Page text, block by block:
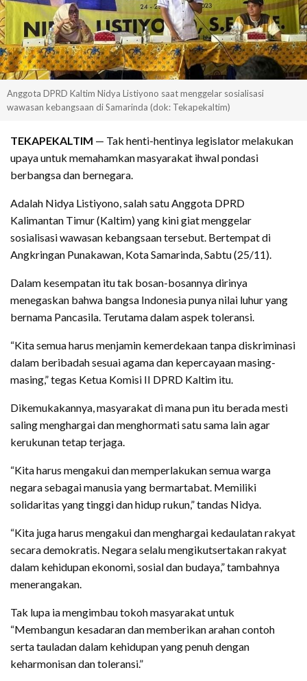
Anggota DPRD Kaltim Nidya Listiyono saat menggelar sosialisasi
wawasan kebangsaan di Samarinda (dok: Tekapekaltim)
TEKAPEKALTIM — Tak henti-hentinya legislator melakukan
upaya untuk memahamkan masyarakat ihwal pondasi
berbangsa dan bernegara.
Adalah Nidya Listiyono, salah satu Anggota DPRD
Kalimantan Timur (Kaltim) yang kini giat menggelar
sosialisasi wawasan kebangsaan tersebut. Bertempat di
Angkringan Punakawan, Kota Samarinda, Sabtu (25/11).
Dalam kesempatan itu tak bosan-bosannya dirinya
menegaskan bahwa bangsa Indonesia punya nilai luhur yang
bernama Pancasila. Terutama dalam aspek toleransi.
“Kita semua harus menjamin kemerdekaan tanpa diskriminasi
dalam beribadah sesuai agama dan kepercayaan masing-
masing,” tegas Ketua Komisi II DPRD Kaltim itu.
Dikemukakannya, masyarakat di mana pun itu berada mesti
saling menghargai dan menghormati satu sama lain agar
kerukunan tetap terjaga.
“Kita harus mengakui dan memperlakukan semua warga
negara sebagai manusia yang bermartabat. Memiliki
solidaritas yang tinggi dan hidup rukun,” tandas Nidya.
“Kita juga harus mengakui dan menghargai kedaulatan rakyat
secara demokratis. Negara selalu mengikutsertakan rakyat
dalam kehidupan ekonomi, sosial dan budaya,” tambahnya
menerangakan.
Tak lupa ia mengimbau tokoh masyarakat untuk
“Membangun kesadaran dan memberikan arahan contoh
serta tauladan dalam kehidupan yang penuh dengan
keharmonisan dan toleransi.”